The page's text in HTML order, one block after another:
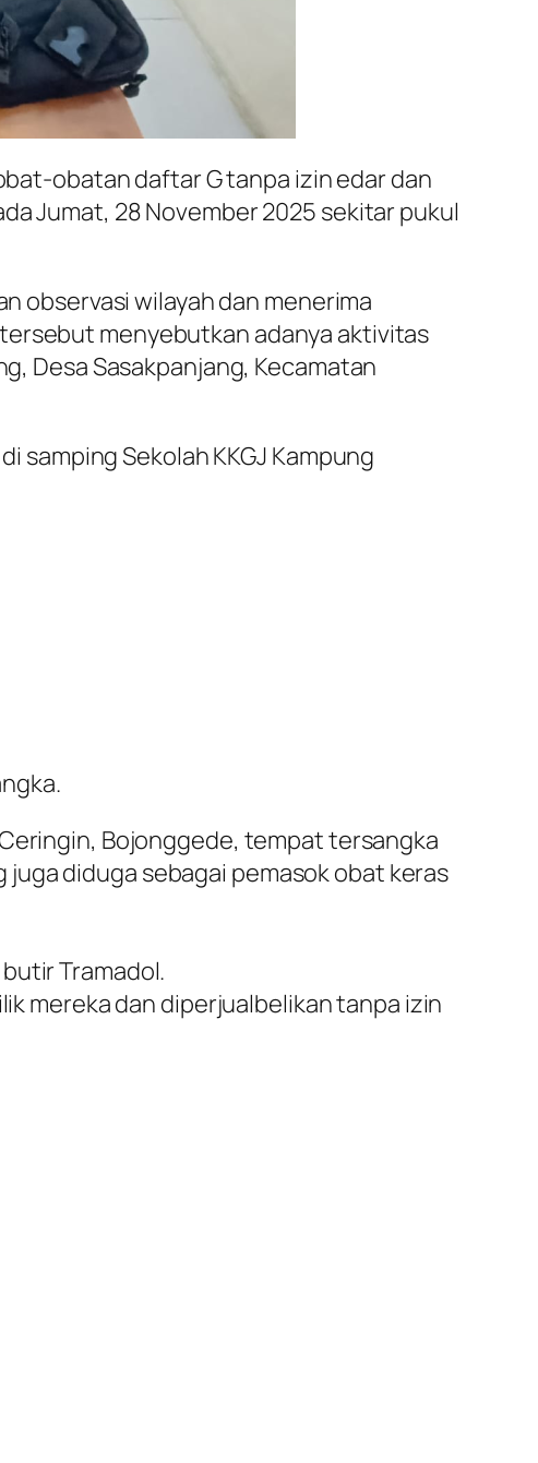
obatan daftar G tanpa izin edar dan
Jumat, 28 November 2025 sekitar pukul
observasi wilayah dan menerima
menyebutkan adanya aktivitas
Desa Sasakpanjang, Kecamatan
Sekolah KKGJ Kampung
Bojonggede, tempat tersangka
diduga sebagai pemasok obat keras
Tramadol.
mereka dan diperjualbelikan tanpa izin